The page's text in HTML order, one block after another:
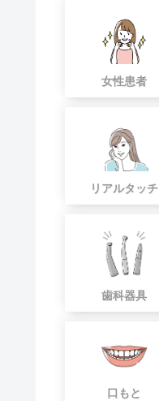
女性患者
リアルタッチ
歯科器具
口もと